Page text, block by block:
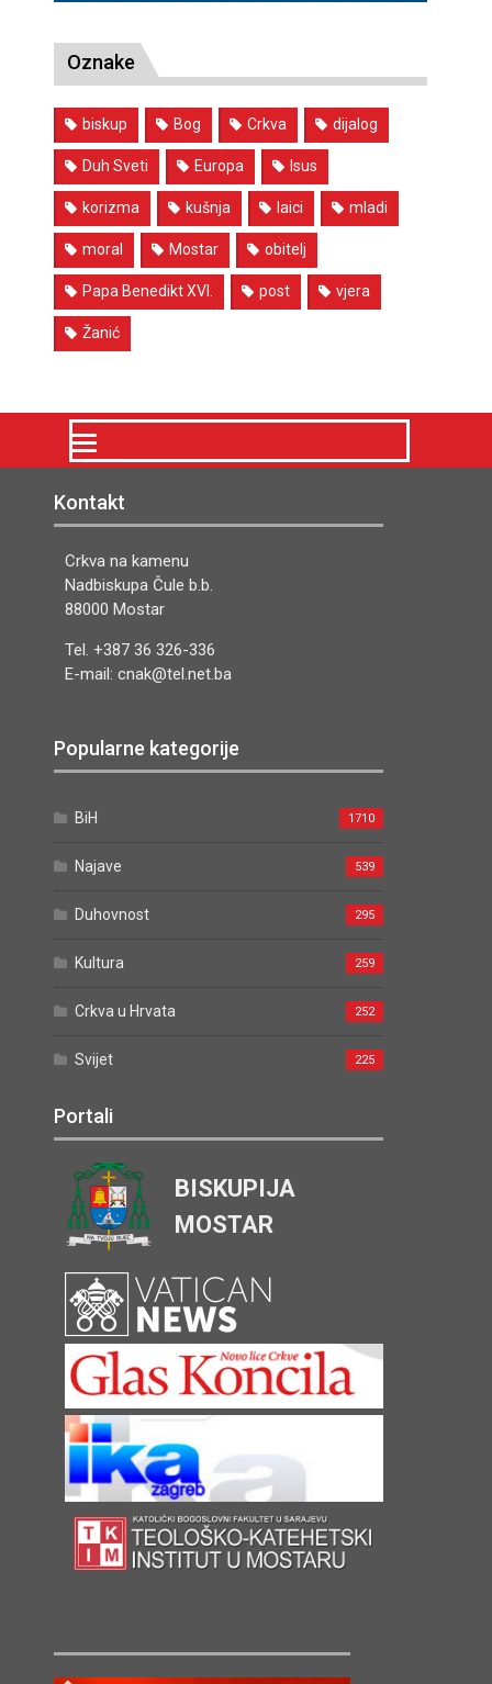
Oznake
biskup Bog Crkva dijalog
Duh Sveti Europa Isus
korizma kušnja laici mladi
moral Mostar obitelj
Papa Benedikt XVI. post vjera
Žanić
Kontakt
Crkva na kamenu
Nadbiskupa Čule b.b.
88000 Mostar
Tel. +387 36 326-336
E-mail: cnak@tel.net.ba
Popularne kategorije
BiH 1710
Najave 539
Duhovnost 295
Kultura 259
Crkva u Hrvata 252
Svijet 225
Portali
BISKUPIJA
MOSTAR